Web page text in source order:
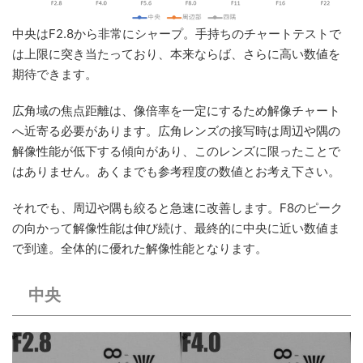
中央はF2.8から非常にシャープ。手持ちのチャートテストで
は上限に突き当たっており、本来ならば、さらに高い数値を
期待できます。
広角域の焦点距離は、像倍率を一定にするため解像チャート
へ近寄る必要があります。広角レンズの接写時は周辺や隅の
解像性能が低下する傾向があり、このレンズに限ったことで
はありません。あくまでも参考程度の数値とお考え下さい。
それでも、周辺や隅も絞ると急速に改善します。F8のピーク
の向かって解像性能は伸び続け、最終的に中央に近い数値ま
で到達。全体的に優れた解像性能となります。
中央